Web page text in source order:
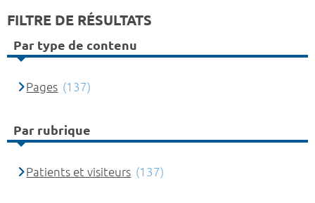
FILTRE DE RÉSULTATS
Par type de contenu
Pages (137)
Par rubrique
Patients et visiteurs (137)